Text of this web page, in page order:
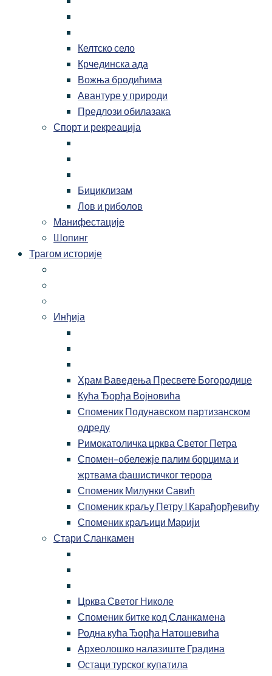
Келтско село
Крчединска ада
Вожња бродићима
Авантуре у природи
Предлози обилазака
Спорт и рекреација
Бициклизам
Лов и риболов
Манифестације
Шопинг
Трагом историје
Инђија
Храм Ваведења Пресвете Богородице
Кућа Ђорђа Војновића
Споменик Подунавском партизанском
одреду
Римокатоличка црква Светог Петра
Спомен-обележје палим борцима и
жртвама фашистичког терора
Споменик Милунки Савић
Споменик краљу Петру I Карађорђевићу
Споменик краљици Марији
Стари Сланкамен
Црква Светог Николе
Споменик битке код Сланкамена
Родна кућа Ђорђа Натошевића
Археолошко налазиште Градина
Остаци турског купатила